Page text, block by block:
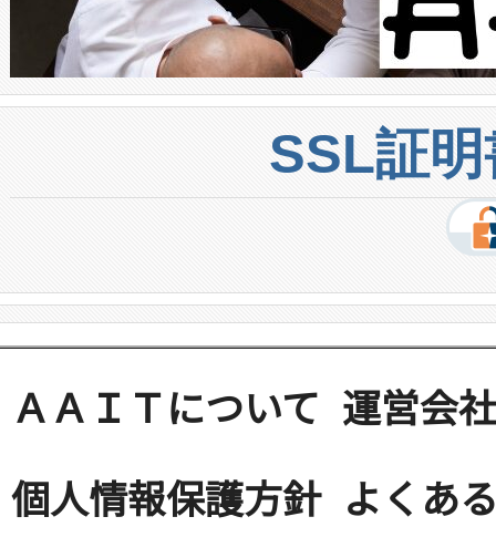
SSL証
ＡＡＩＴについて 運営会社
個人情報保護方針 よくあ